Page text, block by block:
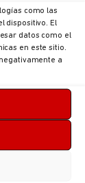
como las
dispositivo. El
datos como el
en este sitio.
a
sobre